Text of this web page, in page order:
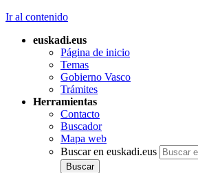
Ir al contenido
euskadi.eus
Página de inicio
Temas
Gobierno Vasco
Trámites
Herramientas
Contacto
Buscador
Mapa web
Buscar en euskadi.eus